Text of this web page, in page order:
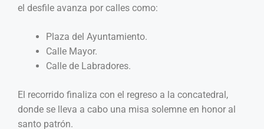
el desfile avanza por calles como:
Plaza del Ayuntamiento.
Calle Mayor.
Calle de Labradores.
El recorrido finaliza con el regreso a la concatedral,
donde se lleva a cabo una misa solemne en honor al
santo patrón.